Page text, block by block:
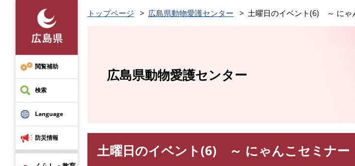
先
頭
で
す
閲覧補助
検索
Language
防災情報
トップページ 広島県動物愛護センター 土曜日のイベント(6) ～ にゃ
広島県動物愛護センター
土曜日のイベント(6) ～ にゃんこセミナー